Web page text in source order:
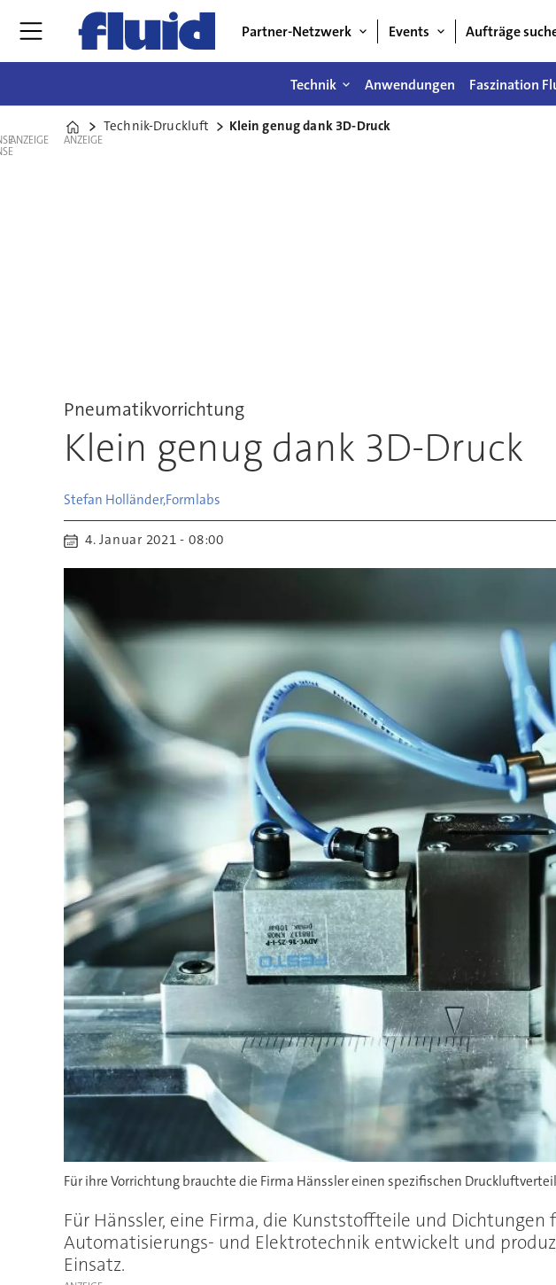
Partner-Netzwerk Events Aufträge
Technik Anwendungen Faszination
Home
Technik-Druckluft Klein genug dank 3D-Druck
ANZEIGE ANZEIGE
Pneumatikvorrichtung
Klein genug dank 3D-Druck
Stefan Holländer,Formlabs
4. Januar 2021 - 08:00
Für ihre Vorrichtung brauchte die Firma Hänssler einen spezifischen
Für Hänssler, eine Firma, die Kunststoffteile und
Automatisierungs- und Elektrotechnik entwickelt und
Einsatz.